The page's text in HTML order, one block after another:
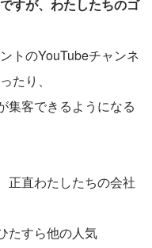
すが、わたしたちのゴ
トのYouTubeチャンネ
たり、
集客できるようになる
正直わたしたちの会社
たすら他の人気